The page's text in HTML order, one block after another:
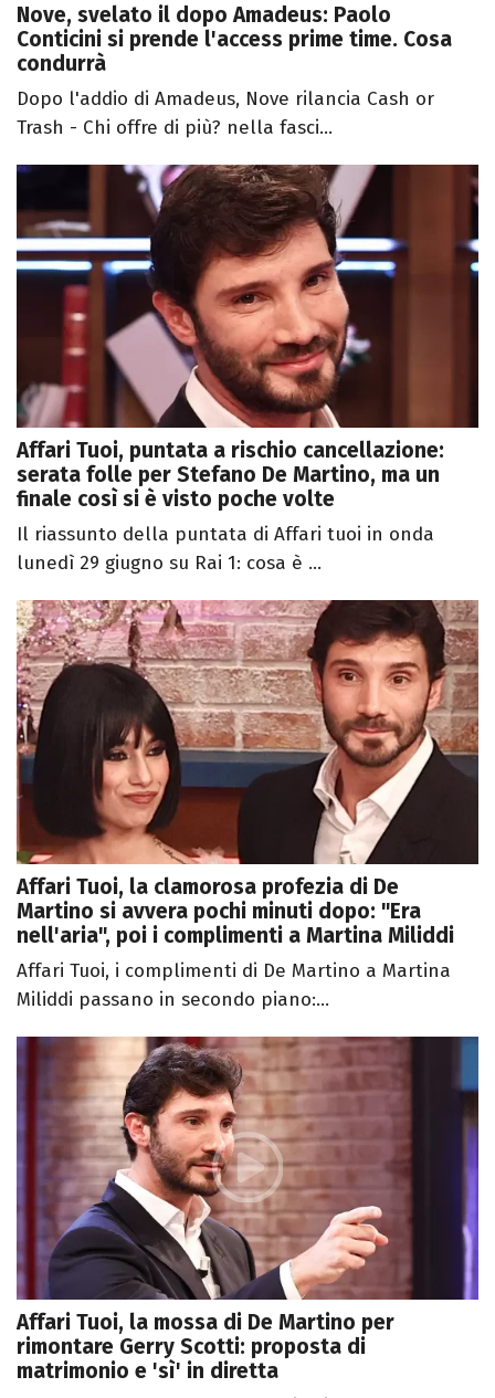
Nove, svelato il dopo Amadeus: Paolo
Conticini si prende l'access prime time. Cosa
condurrà
Dopo l'addio di Amadeus, Nove rilancia Cash or
Trash - Chi offre di più? nella fasci...
Affari Tuoi, puntata a rischio cancellazione:
serata folle per Stefano De Martino, ma un
finale così si è visto poche volte
Il riassunto della puntata di Affari tuoi in onda
lunedì 29 giugno su Rai 1: cosa è ...
Affari Tuoi, la clamorosa profezia di De
Martino si avvera pochi minuti dopo: "Era
nell'aria", poi i complimenti a Martina Miliddi
Affari Tuoi, i complimenti di De Martino a Martina
Miliddi passano in secondo piano:...
Affari Tuoi, la mossa di De Martino per
rimontare Gerry Scotti: proposta di
matrimonio e 'sì' in diretta